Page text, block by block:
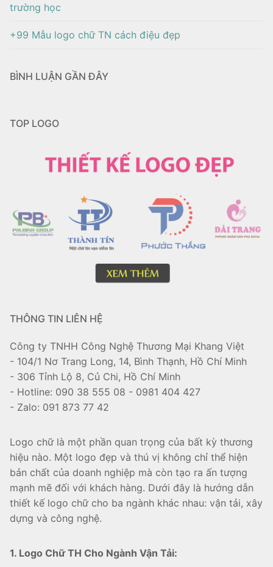
trường học
+99 Mẫu logo chữ TN cách điệu đẹp
BÌNH LUẬN GẦN ĐÂY
TOP LOGO
THÔNG TIN LIÊN HỆ
Công ty TNHH Công Nghệ Thương Mại Khang Việt
- 104/1 Nơ Trang Long, 14, Bình Thạnh, Hồ Chí Minh
- 306 Tỉnh Lộ 8, Củ Chi, Hồ Chí Minh
- Hotline: 090 38 555 08 - 0981 404 427
- Zalo: 091 873 77 42
Logo chữ là một phần quan trọng của bất kỳ thương
hiệu nào. Một logo đẹp và thú vị không chỉ thể hiện
bản chất của doanh nghiệp mà còn tạo ra ấn tượng
mạnh mẽ đối với khách hàng. Dưới đây là hướng dẫn
thiết kế logo chữ cho ba ngành khác nhau: vận tải, xây
dựng và công nghệ.
1. Logo Chữ TH Cho Ngành Vận Tải: